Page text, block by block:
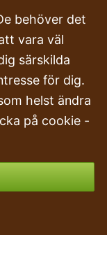
behöver det
vara väl
särskilda
för dig.
helst ändra
på cookie -